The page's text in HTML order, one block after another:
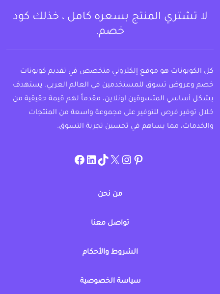
لا تشتري المنتج بسعره كامل ، خذلك كود
خصم.
كل الكوبونات هو موقع إلكتروني متخصص في تقديم كوبونات
خصم وعروض تسوق للمستخدمين في العالم العربي. يستهدف
بشكل أساسي المتسوقين اونلاين، مقدماً لهم قيمة حقيقية من
خلال توفير فرص للتوفير على مجموعة واسعة من المنتجات
والخدمات، مما يساهم في تحسين تجربة التسوق.
pinterest
allcouponat
twitter
TikTok
linkedin
facebook
من نحن
تواصل معنا
الشروط والأحكام
سياسة الخصوصية